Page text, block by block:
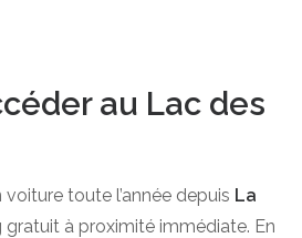
au Lac des
toute l’année depuis La
gratuit à proximité immédiate. En